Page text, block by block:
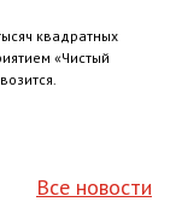
квадратных
«Чистый
Все новости